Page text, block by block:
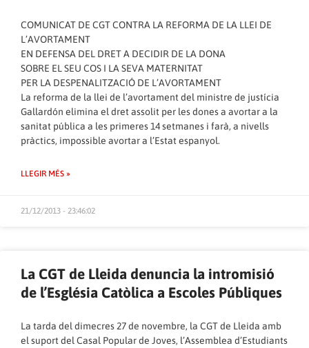
COMUNICAT DE CGT CONTRA LA REFORMA DE LA LLEI DE
L’AVORTAMENT
EN DEFENSA DEL DRET A DECIDIR DE LA DONA
SOBRE EL SEU COS I LA SEVA MATERNITAT
PER LA DESPENALITZACIÓ DE L’AVORTAMENT
La reforma de la llei de l’avortament del ministre de justícia
Gallardón elimina el dret assolit per les dones a avortar a la
sanitat pública a les primeres 14 setmanes i farà, a nivells
pràctics, impossible avortar a l’Estat espanyol.
LLEGIR MÉS »
21/12/2013 - 23:46:02
La CGT de Lleida denuncia la intromisió
de l’Església Catòlica a Escoles Públiques
La tarda del dimecres 27 de novembre, la CGT de Lleida amb
el suport del Casal Popular de Joves, l’Assemblea d’Estudiants